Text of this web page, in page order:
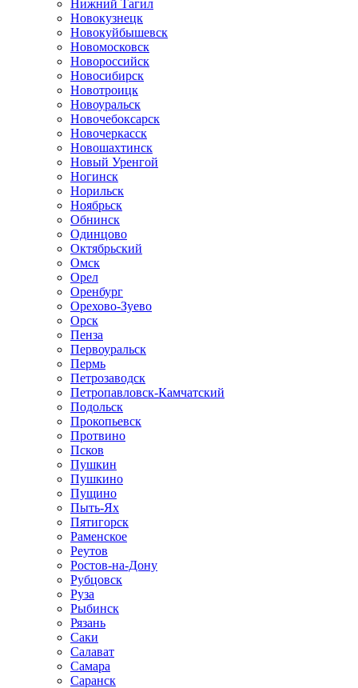
Нижний Тагил
Новокузнецк
Новокуйбышевск
Новомосковск
Новороссийск
Новосибирск
Новотроицк
Новоуральск
Новочебоксарск
Новочеркасск
Новошахтинск
Новый Уренгой
Ногинск
Норильск
Ноябрьск
Обнинск
Одинцово
Октябрьский
Омск
Орел
Оренбург
Орехово-Зуево
Орск
Пенза
Первоуральск
Пермь
Петрозаводск
Петропавловск-Камчатский
Подольск
Прокопьевск
Протвино
Псков
Пушкин
Пушкино
Пущино
Пыть-Ях
Пятигорск
Раменское
Реутов
Ростов-на-Дону
Рубцовск
Руза
Рыбинск
Рязань
Саки
Салават
Самара
Саранск